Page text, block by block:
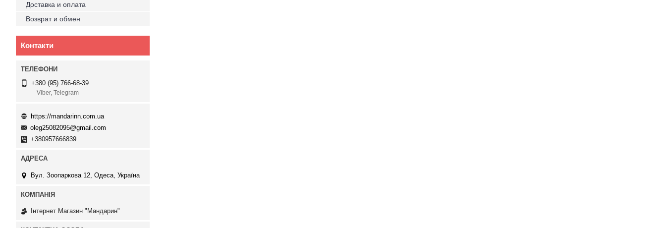
Доставка и оплата
Возврат и обмен
Контакти
+380 (95) 766-68-39
Viber, Telegram
https://mandarinn.com.ua
oleg25082095@gmail.com
+380957666839
Вул. Зоопаркова 12, Одеса, Україна
Інтернет Магазин "Мандарин"